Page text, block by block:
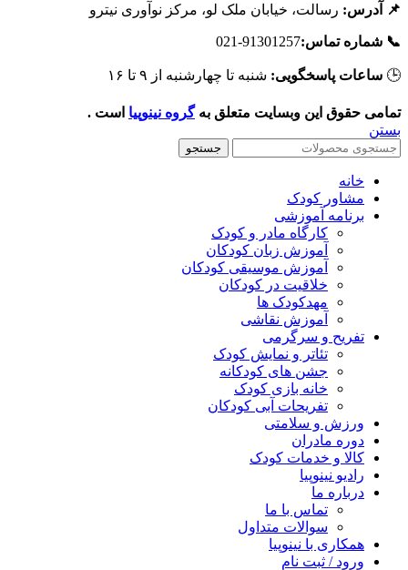
آدرس: رسالت، خیابان ملک لو، مرکز نوآوری نیترو
شماره تماس: 91301257-021
ساعات پاسخگویی: شنبه تا چهارشنبه از ۹ تا ۱۶
حقوق این وبسایت متعلق بهگروه نینوپیااست .
جستجو
خانه
مشاور کودک
برنامه آموزشی
کارگاه مادر و کودک
آموزش زبان کودکان
آموزش موسیقی کودکان
خلاقیت در کودکان
مهد‌کودک ها
آموزش نقاشی
تفریح و سرگرمی
تئاتر و نمایش کودک
جشن های کودکانه
خانه بازی کودک
تفریحات آبی کودکان
ورزش و سلامتی
دوره مادران
کالا و خدمات کودک
رادیو نینوپیا
درباره ما
تماس با ما
سوالات متداول
همکاری با نینوپیا
ورود / ثبت نام